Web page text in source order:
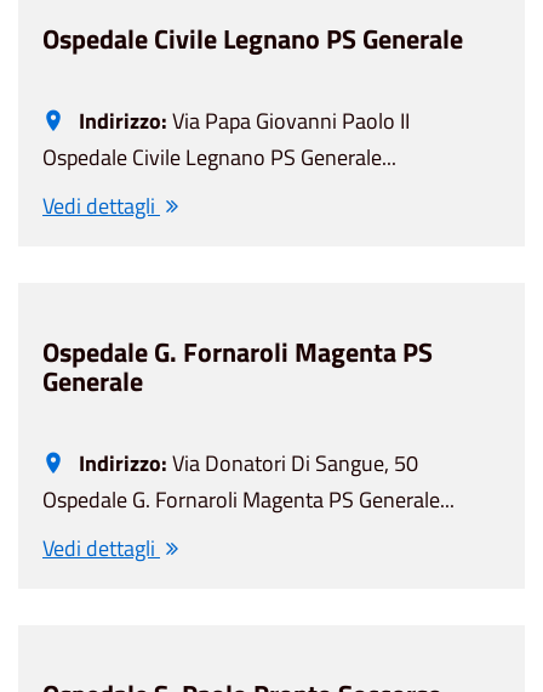
Ospedale Civile Legnano PS Generale
Indirizzo:Via Papa Giovanni Paolo II
Ospedale Civile Legnano PS Generale...
Vedi dettagli
Ospedale G. Fornaroli Magenta PS
Generale
Indirizzo:Via Donatori Di Sangue, 50
Ospedale G. Fornaroli Magenta PS Generale...
Vedi dettagli